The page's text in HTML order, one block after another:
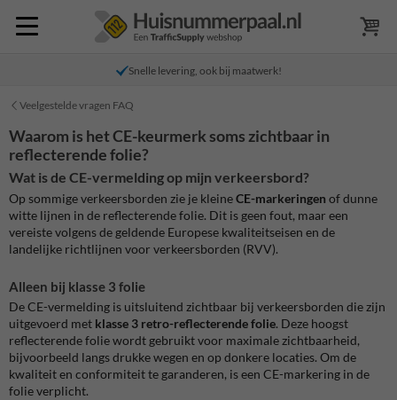
Snelle levering, ook bij maatwerk!
Veelgestelde vragen FAQ
Waarom is het CE-keurmerk soms zichtbaar in
reflecterende folie?
Wat is de CE-vermelding op mijn verkeersbord?
Op sommige verkeersborden zie je kleineCE-markeringen of dunne
witte lijnen in de reflecterende folie. Dit is geen fout, maar een
vereiste volgens de geldende Europese kwaliteitseisen en de
landelijke richtlijnen voor verkeersborden (RVV).
Alleen bij klasse 3 folie
De CE-vermelding is uitsluitend zichtbaar bij verkeersborden die zijn
uitgevoerd met klasse 3 retro-reflecterende folie. Deze hoogst
reflecterende folie wordt gebruikt voor maximale zichtbaarheid,
bijvoorbeeld langs drukke wegen en op donkere locaties. Om de
kwaliteit en conformiteit te garanderen, is een CE-markering in de
folie verplicht.